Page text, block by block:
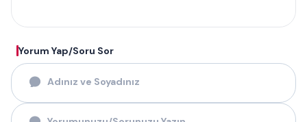
Yorum Yap/Soru Sor